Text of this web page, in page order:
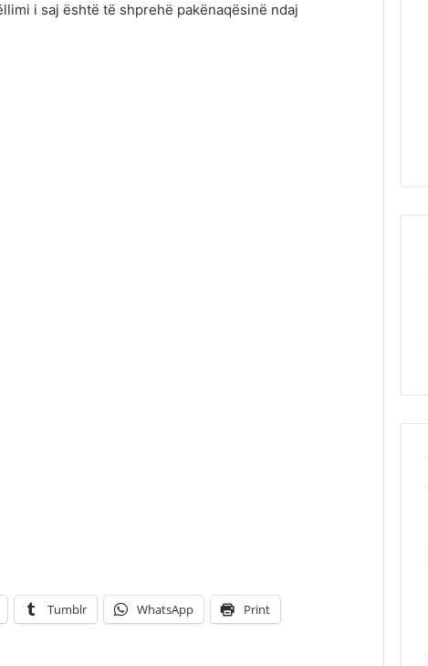
i saj është të shprehë pakënaqësinë ndaj
Tumblr WhatsApp Print